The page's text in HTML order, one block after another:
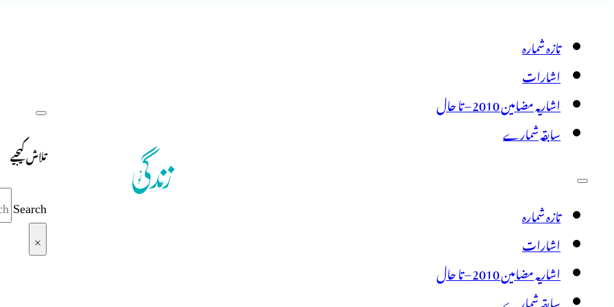
تازہ شمارہ
اشارات
اشاریہ مضامین 2010 – تا حال
سابقہ شمارے
تازہ شمارہ
اشارات
اشاریہ مضامین 2010 – تا حال
سابقہ شمارے
تلاش کیجیے
Search
×